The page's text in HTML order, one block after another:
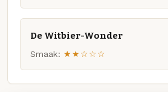
De Witbier-Wonder
Smaak: ★★☆☆☆